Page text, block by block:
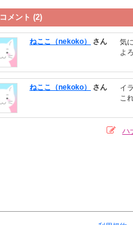
コメント (2)
ねここ（nekoko） さん
気
よ
ねここ（nekoko） さん
イ
こ
ハ